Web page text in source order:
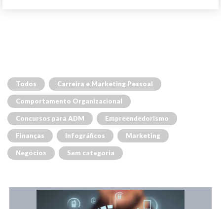
Todos Carreira e Marketing Pessoal
Comportamento Organizacional
Concursos para ADM Empreendedorismo
Finanças Infográficos Marketing
Negócios Sem categoria